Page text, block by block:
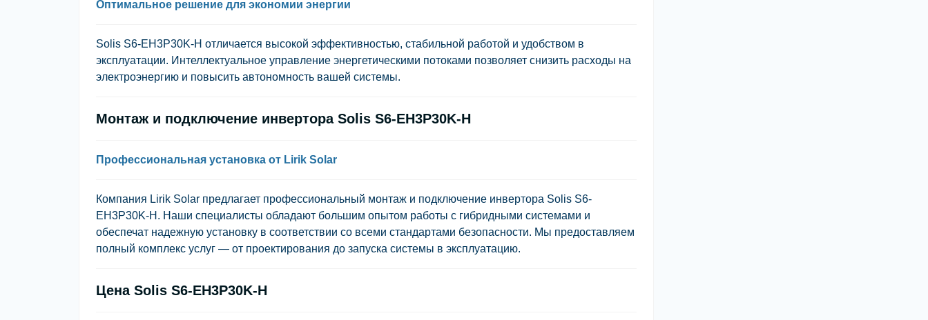
Оптимальное решение для экономии энергии
Solis S6-EH3P30K-H отличается высокой эффективностью, стабильной работой и удобством в
эксплуатации. Интеллектуальное управление энергетическими потоками позволяет снизить расходы на
электроэнергию и повысить автономность вашей системы.
Монтаж и подключение инвертора Solis S6-EH3P30K-H
Профессиональная установка от Lirik Solar
Компания Lirik Solar предлагает профессиональный монтаж и подключение инвертора Solis S6-
EH3P30K-H. Наши специалисты обладают большим опытом работы с гибридными системами и
обеспечат надежную установку в соответствии со всеми стандартами безопасности. Мы предоставляем
полный комплекс услуг — от проектирования до запуска системы в эксплуатацию.
Цена Solis S6-EH3P30K-H